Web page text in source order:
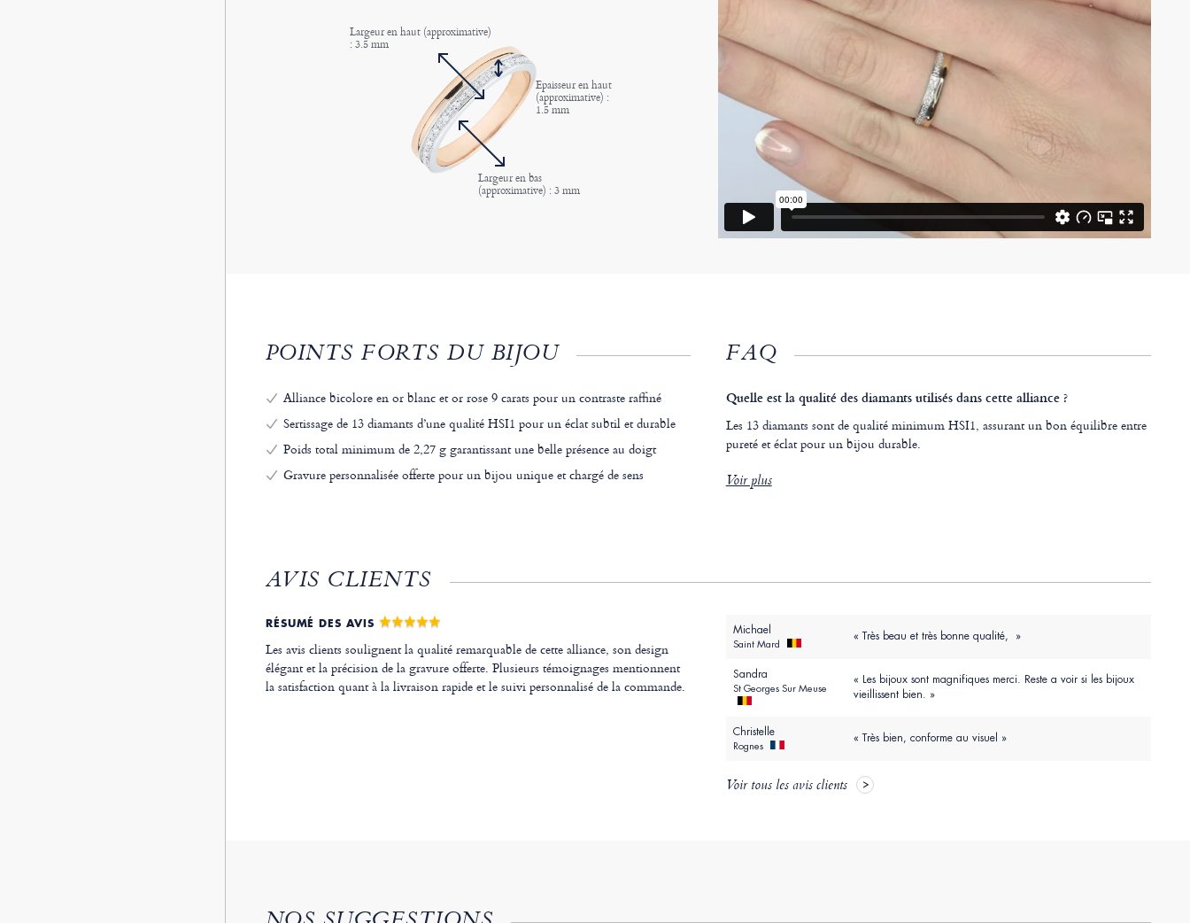
Largeur en haut (approximative)
: 3.5 mm
Epaisseur en haut
(approximative) :
1.5 mm
Largeur en bas
(approximative) : 3 mm
POINTS FORTS DU BIJOU
Alliance bicolore en or blanc et or rose 9 carats pour un contraste raffiné
Sertissage de 13 diamants d’une qualité HSI1 pour un éclat subtil et durable
Poids total minimum de 2,27 g garantissant une belle présence au doigt
Gravure personnalisée offerte pour un bijou unique et chargé de sens
FAQ
Quelle est la qualité des diamants utilisés dans cette alliance ?
Les 13 diamants sont de qualité minimum HSI1, assurant un bon équilibre entre
pureté et éclat pour un bijou durable.
Voir plus
AVIS CLIENTS
RÉSUMÉ DES AVIS
Les avis clients soulignent la qualité remarquable de cette alliance, son design
élégant et la précision de la gravure offerte. Plusieurs témoignages mentionnent
la satisfaction quant à la livraison rapide et le suivi personnalisé de la commande.
Michael
Saint Mard
« Très beau et très bonne qualité, »
Sandra
St Georges Sur Meuse
« Les bijoux sont magnifiques merci. Reste a voir si les bijoux
vieillissent bien. »
Christelle
Rognes
« Très bien, conforme au visuel »
Voir tous les avis clients